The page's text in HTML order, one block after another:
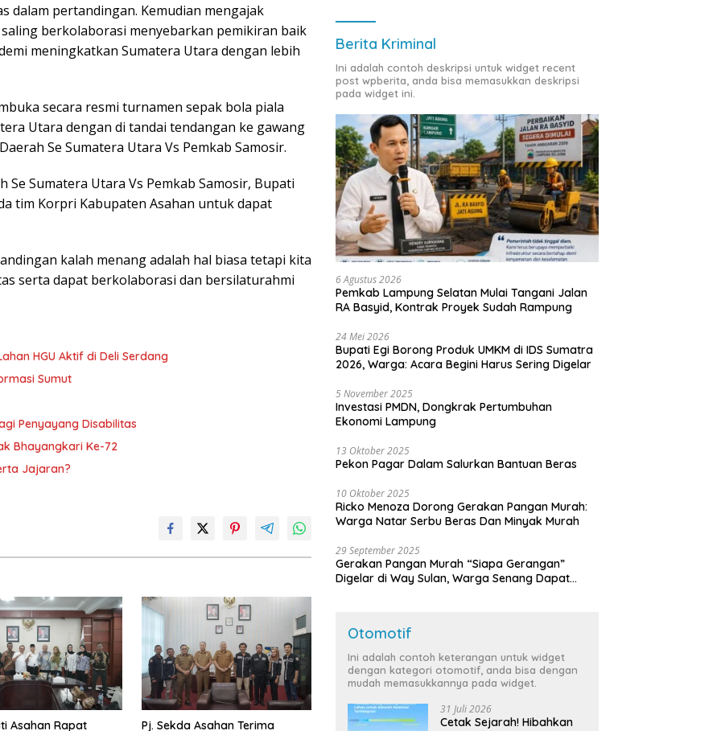
pertandingan. Kemudian mengajak
berkolaborasi menyebarkan pemikiran baik
meningkatkan Sumatera Utara dengan lebih
secara resmi turnamen sepak bola piala
Utara dengan di tandai tendangan ke gawang
Se Sumatera Utara Vs Pemkab Samosir.
Se Sumatera Utara Vs Pemkab Samosir, Bupati
tim Korpri Kabupaten Asahan untuk dapat
kalah menang adalah hal biasa tetapi kita
serta dapat berkolaborasi dan bersilaturahmi
HGU Aktif di Deli Serdang
Sumut
Penyayang Disabilitas
Bhayangkari Ke-72
Jajaran?
Asahan Rapat
Pj. Sekda Asahan Terima
Berita Kriminal
Ini adalah contoh deskripsi untuk widget recent
post wpberita, anda bisa memasukkan deskripsi
pada widget ini.
6 Agustus 2026
Pemkab Lampung Selatan Mulai Tangani Jalan
RA Basyid, Kontrak Proyek Sudah Rampung
24 Mei 2026
Bupati Egi Borong Produk UMKM di IDS Sumatra
2026, Warga: Acara Begini Harus Sering Digelar
5 November 2025
Investasi PMDN, Dongkrak Pertumbuhan
Ekonomi Lampung
13 Oktober 2025
Pekon Pagar Dalam Salurkan Bantuan Beras
10 Oktober 2025
Ricko Menoza Dorong Gerakan Pangan Murah:
Warga Natar Serbu Beras Dan Minyak Murah
29 September 2025
Gerakan Pangan Murah “Siapa Gerangan”
Digelar di Way Sulan, Warga Senang Dapat
Otomotif
Ini adalah contoh keterangan untuk widget
dengan kategori otomotif, anda bisa dengan
mudah memasukkannya pada widget.
31 Juli 2026
Cetak Sejarah! Hibahkan